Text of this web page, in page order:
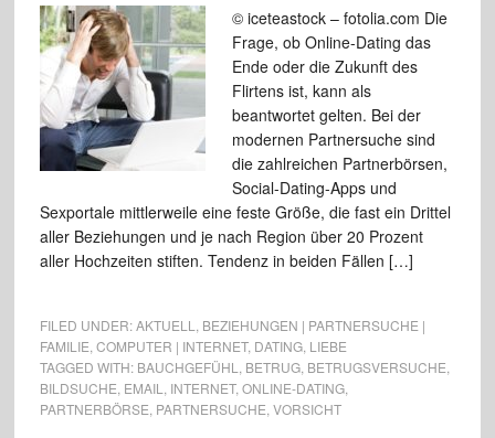
© iceteastock – fotolia.com Die
Frage, ob Online-Dating das
Ende oder die Zukunft des
Flirtens ist, kann als
beantwortet gelten. Bei der
modernen Partnersuche sind
die zahlreichen Partnerbörsen,
Social-Dating-Apps und
Sexportale mittlerweile eine feste Größe, die fast ein Drittel
aller Beziehungen und je nach Region über 20 Prozent
aller Hochzeiten stiften. Tendenz in beiden Fällen […]
FILED UNDER:AKTUELL
BEZIEHUNGEN | PARTNERSUCHE |
FAMILIE COMPUTER | INTERNET, DATING, LIEBE
TAGGED WITH: BAUCHGEFÜHL BETRUG, BETRUGSVERSUCHE
BILDSUCHE EMAIL INTERNET, ONLINE-DATING,
PARTNERBÖRSE PARTNERSUCHE VORSICHT